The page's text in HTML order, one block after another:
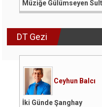
Müziğe Gülümseyen
DT Gezi
Ceyhun Balcı
İki Günde Şanghay